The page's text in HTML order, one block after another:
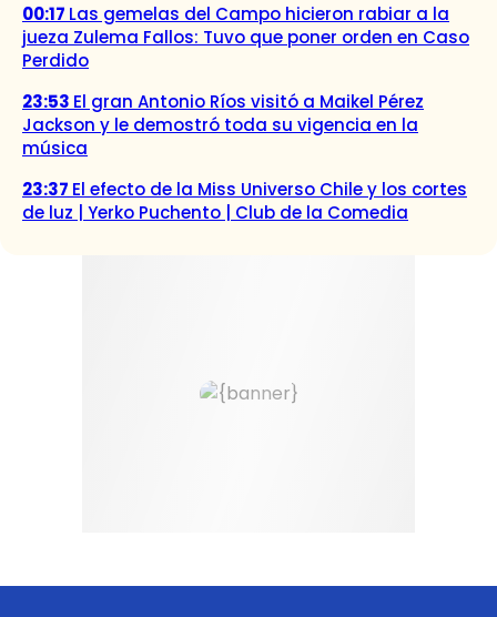
00:17 Las gemelas del Campo hicieron rabiar a la
jueza Zulema Fallos: Tuvo que poner orden en Caso
Perdido
23:53 El gran Antonio Ríos visitó a Maikel Pérez
Jackson y le demostró toda su vigencia en la
música
23:37 El efecto de la Miss Universo Chile y los cortes
de luz | Yerko Puchento | Club de la Comedia